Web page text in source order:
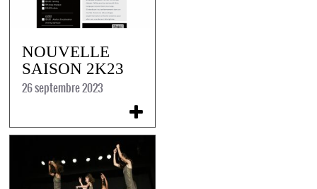
NOUVELLE
SAISON 2K23
26 septembre 2023